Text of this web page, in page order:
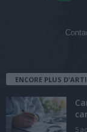
ENCORE PLUS
5